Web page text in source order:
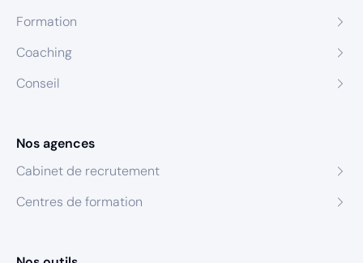
Formation
Coaching
Conseil
Nos agences
Cabinet de recrutement
Centres de formation